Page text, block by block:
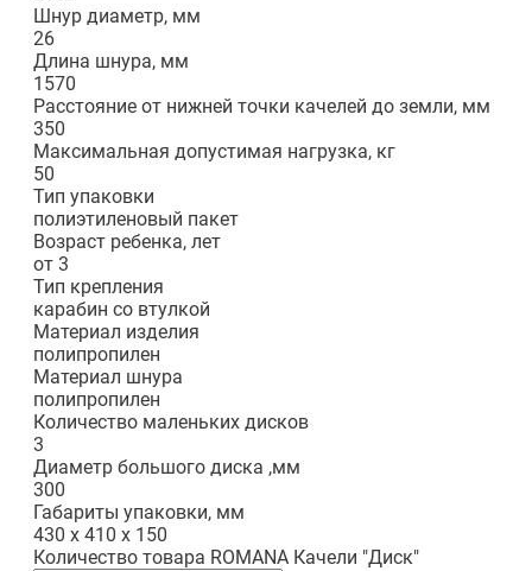
Шнур диаметр, мм
26
Длина шнура, мм
1570
Расстояние от нижней точки качелей до земли, мм
350
Максимальная допустимая нагрузка, кг
50
Тип упаковки
полиэтиленовый пакет
Возраст ребенка, лет
от 3
Тип крепления
карабин со втулкой
Материал изделия
полипропилен
Материал шнура
полипропилен
Количество маленьких дисков
3
Диаметр большого диска ,мм
300
Габариты упаковки, мм
430 х 410 х 150
Количество товара ROMANA Качели "Диск"